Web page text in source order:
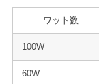
ワット数
100W
60W